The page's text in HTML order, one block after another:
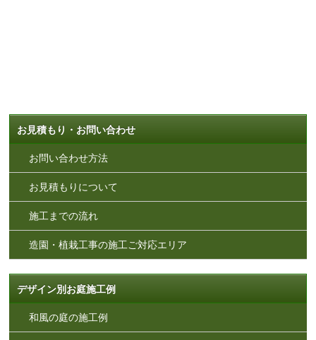
お見積もり・お問い合わせ
お問い合わせ方法
お見積もりについて
施工までの流れ
造園・植栽工事の施工ご対応エリア
デザイン別お庭施工例
和風の庭の施工例